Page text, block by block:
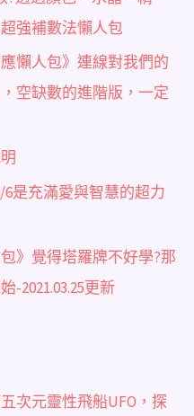
強補數法懶人包
懶人包》連線對我們的
空缺數的進階版，一定
6是充滿愛與智慧的超力
》覺得塔羅牌不好學?那
-2021.03.25更新
次元靈性飛船UFO，探